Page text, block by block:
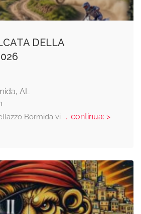
DELLA
AL
Bormida vi ... continua: >